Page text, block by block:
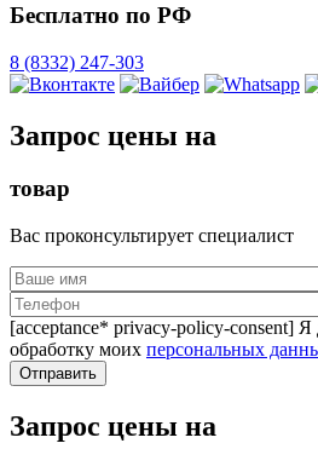
Бесплатно по РФ
8 (8332) 247-303
Запрос цены на
товар
Вас проконсультирует специалист
[acceptance* privacy-policy-consent] Я
обработку моих персональных
Запрос цены на